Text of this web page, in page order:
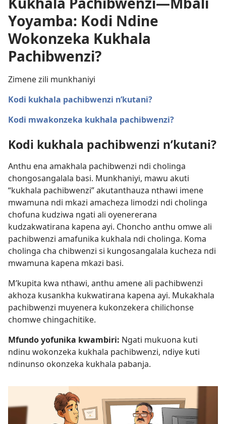
Yoyamba: Kodi Ndine
Wokonzeka Kukhala
Pachibwenzi?
Zimene zili munkhaniyi
Kodi kukhala pachibwenzi n’kutani?
Kodi mwakonzeka kukhala pachibwenzi?
Kodi kukhala pachibwenzi n’kutani?
Anthu ena amakhala pachibwenzi ndi cholinga
chongosangalala basi. Munkhaniyi, mawu akuti
“kukhala pachibwenzi” akutanthauza nthawi imene
mwamuna ndi mkazi amacheza limodzi ndi cholinga
chofuna kudziwa ngati ali oyenererana
kudzakwatirana kapena ayi. Choncho anthu omwe ali
pachibwenzi amafunika kukhala ndi cholinga. Koma
cholinga cha chibwenzi si kungosangalala kucheza ndi
mwamuna kapena mkazi basi.
M’kupita kwa nthawi, anthu amene ali pachibwenzi
akhoza kusankha kukwatirana kapena ayi. Mukakhala
pachibwenzi muyenera kukonzekera chilichonse
chomwe chingachitike.
Mfundo yofunika kwambiri: Ngati mukuona kuti
ndinu wokonzeka kukhala pachibwenzi, ndiye kuti
ndinunso okonzeka kukhala pabanja.